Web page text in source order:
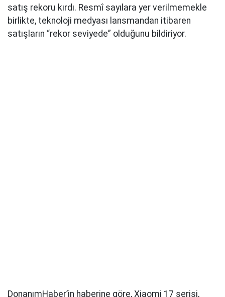
satış rekoru kırdı. Resmî sayılara yer verilmemekle
birlikte, teknoloji medyası lansmandan itibaren
satışların “rekor seviyede” olduğunu bildiriyor.
DonanımHaber’in haberine göre, Xiaomi 17 serisi,